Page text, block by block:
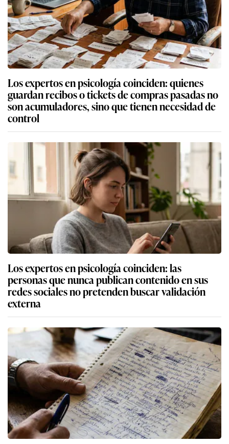
Los expertos en psicología coinciden: quienes
guardan recibos o tickets de compras pasadas no
son acumuladores, sino que tienen necesidad de
control
Los expertos en psicología coinciden: las
personas que nunca publican contenido en sus
redes sociales no pretenden buscar validación
externa